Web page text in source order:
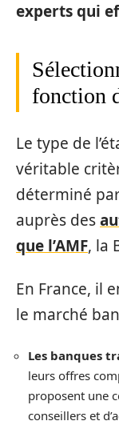
expertsqui
fonction
Le type de
véritable
déterminé
auprès des
que l’AMF, la
En France, il
le marché
Les banques
leurs offres
proposent une
conseillers et